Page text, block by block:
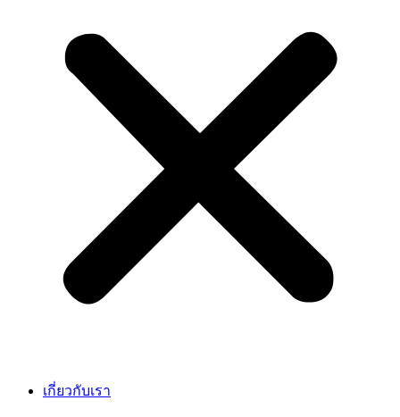
เกี่ยวกับเรา